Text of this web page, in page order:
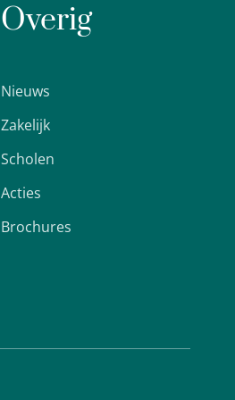
Overig
Nieuws
Zakelijk
Scholen
Acties
Brochures